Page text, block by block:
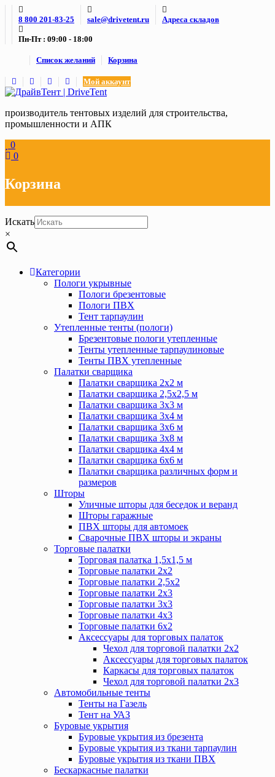
Skip
content
8 800 201-83-25 sale@drivetent.ru Адреса складов
Пн-Пт : 09:00 - 18:00
Список желаний Корзина
Мой аккаунт
производитель тентовых изделий для строительства,
промышленности и АПК
0
0
Корзина
Искать
×
Категории
Пологи укрывные
Пологи брезентовые
Пологи ПВХ
Тент тарпаулин
Утепленные тенты (пологи)
Брезентовые пологи утепленные
Тенты утепленные тарпаулиновые
Тенты ПВХ утепленные
Палатки сварщика
Палатки сварщика 2х2 м
Палатки сварщика 2,5х2,5 м
Палатки сварщика 3х3 м
Палатки сварщика 3х4 м
Палатки сварщика 3х6 м
Палатки сварщика 3х8 м
Палатки сварщика 4х4 м
Палатки сварщика 6х6 м
Палатки сварщика различных форм и
размеров
Шторы
Уличные шторы для беседок и веранд
Шторы гаражные
ПВХ шторы для автомоек
Сварочные ПВХ шторы и экраны
Торговые палатки
Торговая палатка 1,5х1,5 м
Торговые палатки 2х2
Торговые палатки 2,5х2
Торговые палатки 2х3
Торговые палатки 3х3
Торговые палатки 4х3
Торговые палатки 6х2
Аксессуары для торговых палаток
Чехол для торговой палатки 2х2
Аксессуары для торговых палаток
Каркасы для торговых палаток
Чехол для торговой палатки 2х3
Автомобильные тенты
Тенты на Газель
Тент на УАЗ
Буровые укрытия
Буровые укрытия из брезента
Буровые укрытия из ткани тарпаулин
Буровые укрытия из ткани ПВХ
Бескаркасные палатки